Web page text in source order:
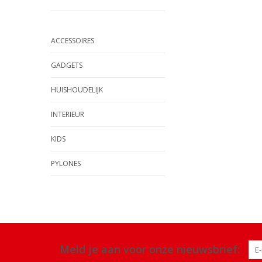
ACCESSOIRES
GADGETS
HUISHOUDELIJK
INTERIEUR
KIDS
PYLONES
Meld je aan voor onze nieuwsbrief: